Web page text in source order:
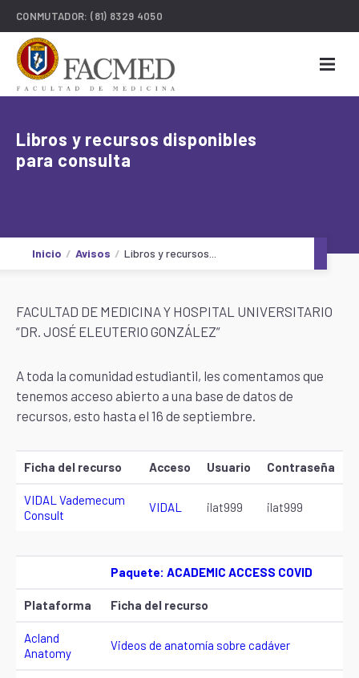
CONMUTADOR:(81) 8329 4050
Libros y recursos disponibles
para consulta
Inicio Avisos Libros y recursos...
FACULTAD DE MEDICINA Y HOSPITAL UNIVERSITARIO
“DR. JOSÉ ELEUTERIO GONZÁLEZ”
A toda la comunidad estudiantil, les comentamos que
tenemos acceso abierto a una base de datos de
recursos, esto hasta el 16 de septiembre.
Ficha del recurso Acceso Usuario Contraseña
VIDAL Vademecum
Consult
VIDAL ilat999 ilat999
Paquete: ACADEMIC ACCESS COVID
Plataforma Ficha del recurso
Acland
Anatomy
Videos de anatomía sobre cadáver